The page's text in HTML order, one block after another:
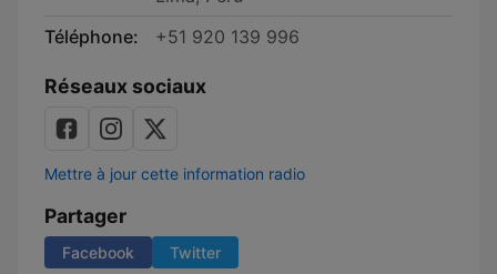
Téléphone:
+51 920 139 996
Réseaux sociaux
Mettre à jour cette information radio
Partager
Facebook Twitter